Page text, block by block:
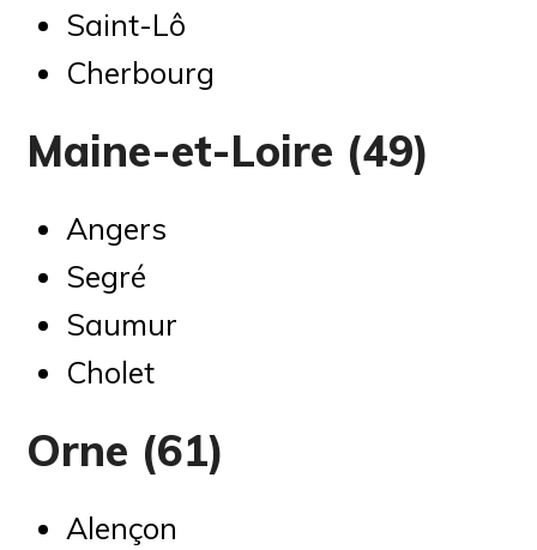
Saint-Lô
Cherbourg
Maine-et-Loire (49)
Angers
Segré
Saumur
Cholet
Orne (61)
Alençon